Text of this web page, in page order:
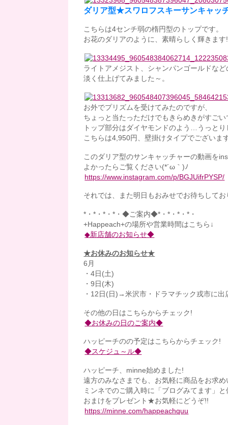
ダリア型★スワロフスキーサンキャッ
こちらは4センチ弱の楕円型のトップです。
お花のダリアのように、素晴らしく輝きます
ライトアメジスト、シャンパンゴールドなど
淡く仕上げてみました～。
お外でプリズムを受けてみたのですが、
ちょっと当たっただけでもきらめきがすごい
トップ部分はダイヤモンドのよう…うっとり
こちらは4,950円、壁掛けタイプでございます
このダリア型のサンキャッチャーの動画を
よかったらご覧ください(*´ω｀)ﾉ
https://www.instagram.com/p/BGJUifrPYSP/
それでは、また明日もおみせでお待ちしてお
*・*・*・*・◆ご案内◆*・*・*・*・
+Happeach+の場所や営業時間はこちら↓
◆新店舗のお知らせ◆
★お休みのお知らせ★
6月
・4日(土)
・9日(木)
・12日(日)→米沢市・ドラマチック戎市に出
その他の日はこちらからチェック!
◆お休みの日のご案内◆
ハッピーチのの予定はこちらからチェック!
◆スケジュ～ル◆
ハッピーチ、minne始めました!
遠方のみなさまでも、お気軽に商品をお求め
ミンネでのご購入時に「ブログみてます」と
おまけをプレゼント★お気軽にどうぞ!!
https://minne.com/happeachquu